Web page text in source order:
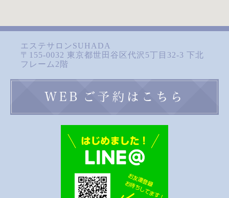
エステサロンSUHADA
〒155-0032 東京都世田谷区代沢5丁目32-3 下北
フレーム2階